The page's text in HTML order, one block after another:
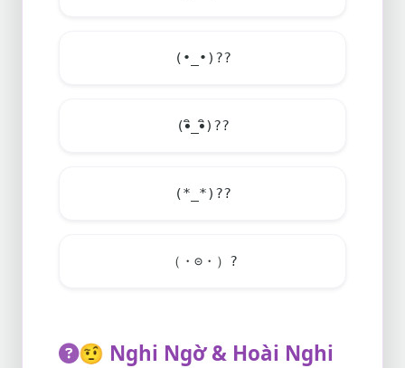
(•_•)??
(•ิ_•ิ)??
(*_*)??
（・⊝・）?
🤨 Nghi Ngờ & Hoài Nghi